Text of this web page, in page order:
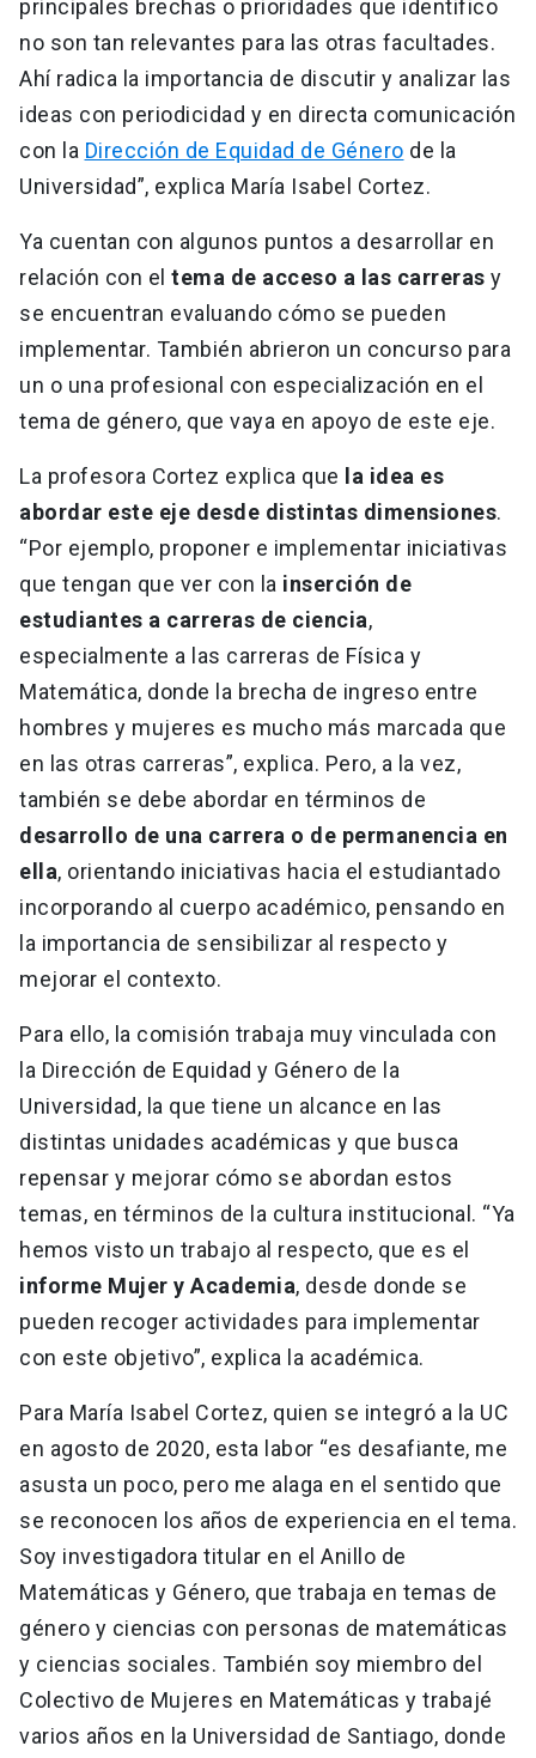
principales brechas o prioridades que identifico
no son tan relevantes para las otras facultades.
Ahí radica la importancia de discutir y analizar las
ideas con periodicidad y en directa comunicación
con la Dirección de Equidad de Género de la
Universidad”, explica María Isabel Cortez.
Ya cuentan con algunos puntos a desarrollar en
relación con el tema de acceso a las carreras y
se encuentran evaluando cómo se pueden
implementar. También abrieron un concurso para
un o una profesional con especialización en el
tema de género, que vaya en apoyo de este eje.
La profesora Cortez explica que
la idea es
abordar este eje desde distintas dimensiones.
“Por ejemplo, proponer e implementar iniciativas
que tengan que ver con la inserción de
estudiantes a carreras de ciencia,
especialmente a las carreras de Física y
Matemática, donde la brecha de ingreso entre
hombres y mujeres es mucho más marcada que
en las otras carreras”, explica. Pero, a la vez,
también se debe abordar en términos de
desarrollo de una carrera o de permanencia en
ella, orientando iniciativas hacia el estudiantado
incorporando al cuerpo académico, pensando en
la importancia de sensibilizar al respecto y
mejorar el contexto.
Para ello, la comisión trabaja muy vinculada con
la Dirección de Equidad y Género de la
Universidad, la que tiene un alcance en las
distintas unidades académicas y que busca
repensar y mejorar cómo se abordan estos
temas, en términos de la cultura institucional. “Ya
hemos visto un trabajo al respecto, que es el
informe Mujer y Academia, desde donde se
pueden recoger actividades para implementar
con este objetivo”, explica la académica.
Para María Isabel Cortez, quien se integró a la UC
en agosto de 2020, esta labor “es desafiante, me
asusta un poco, pero me alaga en el sentido que
se reconocen los años de experiencia en el tema.
Soy investigadora titular en el Anillo de
Matemáticas y Género, que trabaja en temas de
género y ciencias con personas de matemáticas
y ciencias sociales. También soy miembro del
Colectivo de Mujeres en Matemáticas y trabajé
varios años en la Universidad de Santiago, donde